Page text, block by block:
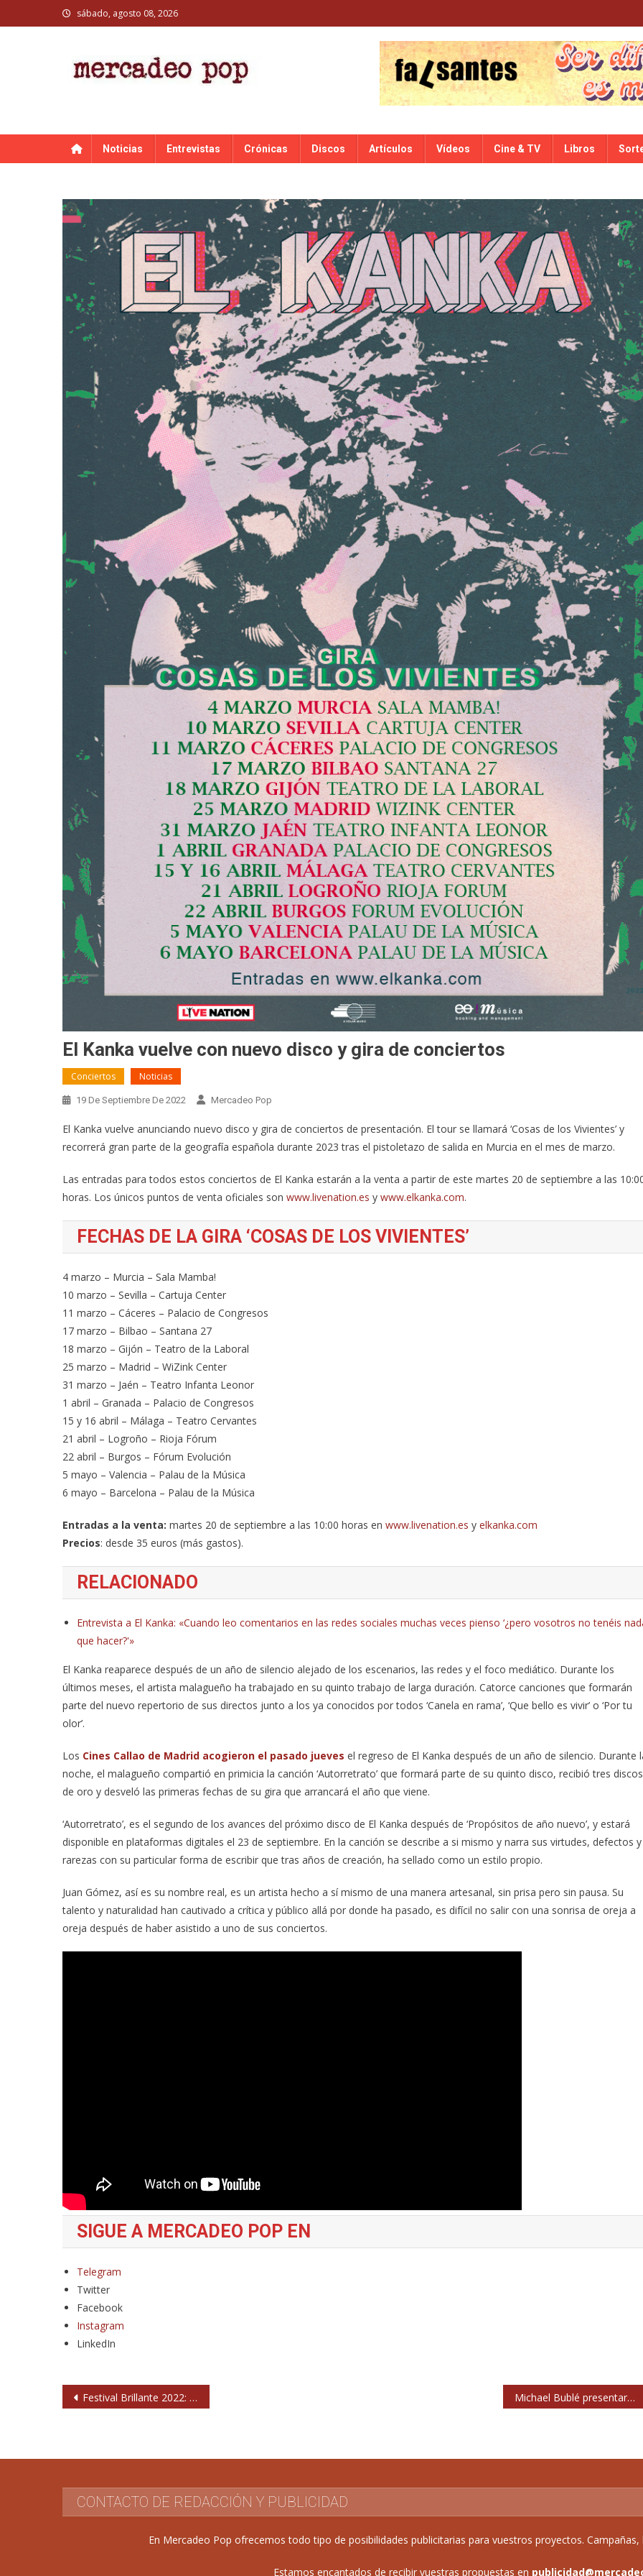
to
sábado, agosto 08, 2026
Noticias Entrevistas Crónicas Discos Artículos Vídeos Cine & TV Libros
El Kanka vuelve con nuevo disco y gira de conciertos
Conciertos Noticias
19 De Septiembre De 2022 Mercadeo Pop
El Kanka vuelve anunciando nuevo disco y gira de conciertos de presentación. El tour se llamará ‘Cosas de los Vivientes’ y
recorrerá gran parte de la geografía española durante 2023 tras el pistoletazo de salida en Murcia en el mes de marzo.
Las entradas para todos estos conciertos de El Kanka estarán a la venta a partir de este martes 20 de septiembre a las
horas. Los únicos puntos de venta oficiales son www.livenation.es y www.elkanka.com.
FECHAS DE LA GIRA ‘COSAS DE LOS VIVIENTES’
4 marzo – Murcia – Sala Mamba!
10 marzo – Sevilla – Cartuja Center
11 marzo – Cáceres – Palacio de Congresos
17 marzo – Bilbao – Santana 27
18 marzo – Gijón – Teatro de la Laboral
25 marzo – Madrid – WiZink Center
31 marzo – Jaén – Teatro Infanta Leonor
1 abril – Granada – Palacio de Congresos
15 y 16 abril – Málaga – Teatro Cervantes
21 abril – Logroño – Rioja Fórum
22 abril – Burgos – Fórum Evolución
5 mayo – Valencia – Palau de la Música
6 mayo – Barcelona – Palau de la Música
Entradas a la venta: martes 20 de septiembre a las 10:00 horas en www.livenation.es y elkanka.com
Precios: desde 35 euros (más gastos).
RELACIONADO
Entrevista a El Kanka: «Cuando leo comentarios en las redes sociales muchas veces pienso ‘¿pero vosotros no tenéis
que hacer?'»
El Kanka reaparece después de un año de silencio alejado de los escenarios, las redes y el foco mediático. Durante los
últimos meses, el artista malagueño ha trabajado en su quinto trabajo de larga duración. Catorce canciones que formarán
parte del nuevo repertorio de sus directos junto a los ya conocidos por todos ‘Canela en rama’, ‘Que bello es vivir’ o ‘Por tu
olor’.
Los Cines Callao de Madrid acogieron el pasado jueves el regreso de El Kanka después de un año de silencio. Durante
noche, el malagueño compartió en primicia la canción ‘Autorretrato’ que formará parte de su quinto disco, recibió tres discos
de oro y desveló las primeras fechas de su gira que arrancará el año que viene.
‘Autorretrato’, es el segundo de los avances del próximo disco de El Kanka después de ‘Propósitos de año nuevo’, y estará
disponible en plataformas digitales el 23 de septiembre. En la canción se describe a si mismo y narra sus virtudes, defectos y
rarezas con su particular forma de escribir que tras años de creación, ha sellado como un estilo propio.
Juan Gómez, así es su nombre real, es un artista hecho a sí mismo de una manera artesanal, sin prisa pero sin pausa. Su
talento y naturalidad han cautivado a crítica y público allá por donde ha pasado, es difícil no salir con una sonrisa de oreja a
oreja después de haber asistido a uno de sus conciertos.
SIGUE A MERCADEO POP EN
Telegram
Twitter
Facebook
Instagram
LinkedIn
Navegación
Festival Brillante 2022: información y horarios Michael Bublé presentará su ‘Higher Tour’ en España en 2023
CONTACTO DE REDACCIÓN Y PUBLICIDAD
En Mercadeo Pop ofrecemos todo tipo de posibilidades publicitarias para vuestros proyectos. Campañas,
Estamos encantados de recibir vuestras propuestas en